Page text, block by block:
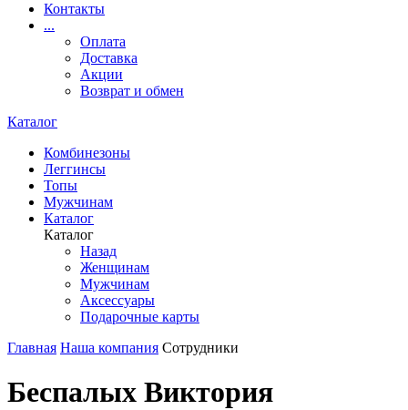
Контакты
...
Оплата
Доставка
Акции
Возврат и обмен
Каталог
Комбинезоны
Леггинсы
Топы
Мужчинам
Каталог
Каталог
Назад
Женщинам
Мужчинам
Аксессуары
Подарочные карты
Главная Наша компания Сотрудники
Беспалых Виктория